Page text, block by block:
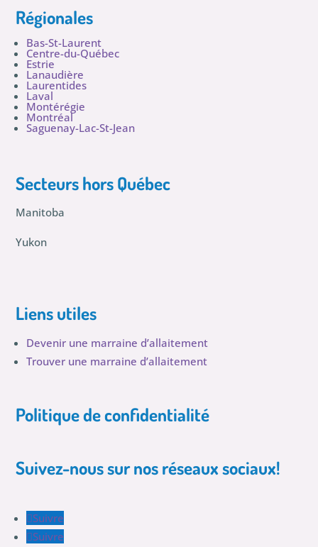
Régionales
Bas-St-Laurent
Centre-du-Québec
Estrie
Lanaudière
Laurentides
Laval
Montérégie
Montréal
Saguenay-Lac-St-Jean
Secteurs hors Québec
Manitoba
Yukon
Liens utiles
Devenir une marraine d’allaitement
Trouver une marraine d’allaitement
Politique de confidentialité
Suivez-nous sur nos réseaux sociaux!
Suivre
Suivre